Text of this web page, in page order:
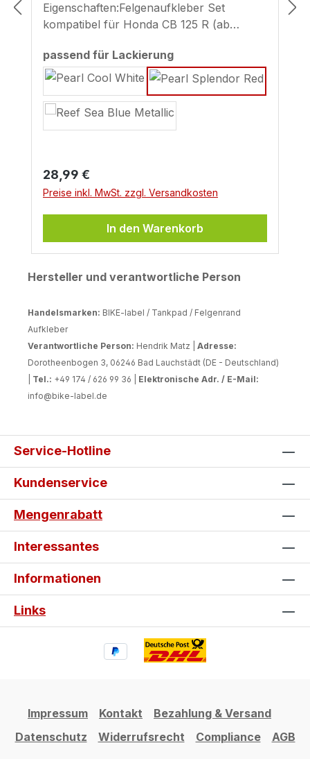
Eigenschaften:Felgenaufkleber Set
kompatibel für Honda CB 125 R (ab
Lackierung "Pearl Splendor Red" (MY
2024 / MY 2025)Streifenbreite
Felgenrand-Aufkleber: 7 mm - geeignet
für Felgengröße 17 ZollGröße Felgenbett-
Felgenbettaufkleber (2x vorne / 2x hinten)
- ausreichend für 2 Motorrad-Felgen
passend für Lackierungauswählen
Regulärer Preis:
28,99 €
Preise inkl. MwSt. zzgl. Versandkosten
In den Warenkorb
Hersteller und verantwortliche Person
Handelsmarken: BIKE-label / Tankpad / Felgenrand
Aufkleber
Verantwortliche Person: Hendrik Matz | Adresse:
Dorotheenbogen 3, 06246 Bad Lauchstädt (DE - Deutschland)
Tel.: +49 174 / 626 99 36 | Elektronische Adr. / E-Mail:
info@bike-label.de
Service-Hotline
Kundenservice
Mengenrabatt
Interessantes
Informationen
Links
Impressum Kontakt
Bezahlung & Versand
Datenschutz
Widerrufsrecht Compliance AGB